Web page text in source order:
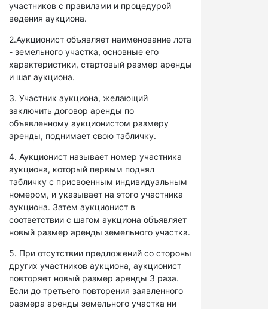
участников с правилами и процедурой
ведения аукциона.
2.Аукционист объявляет наименование лота
- земельного участка, основные его
характеристики, стартовый размер аренды
и шаг аукциона.
3. Участник аукциона, желающий
заключить договор аренды по
объявленному аукционистом размеру
аренды, поднимает свою табличку.
4. Аукционист называет номер участника
аукциона, который первым поднял
табличку с присвоенным индивидуальным
номером, и указывает на этого участника
аукциона. Затем аукционист в
соответствии с шагом аукциона объявляет
новый размер аренды земельного участка.
5. При отсутствии предложений со стороны
других участников аукциона, аукционист
повторяет новый размер аренды 3 раза.
Если до третьего повторения заявленного
размера аренды земельного участка ни